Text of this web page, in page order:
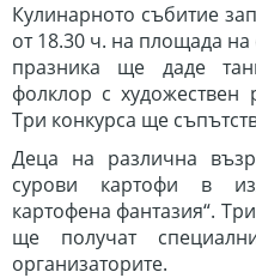
Кулинарното събитие
от 18.30 ч. на площада
празника ще даде
фолклор с художествен
Три конкурса ще
Деца на различна
сурови картофи в
картофена фантазия“.
ще получат
организаторите.